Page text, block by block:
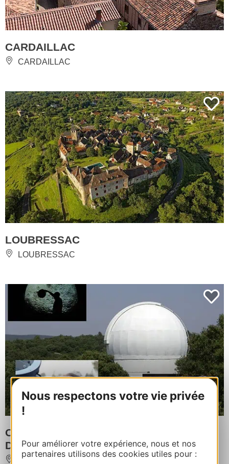
Nous respectons votre vie privée
!
Pour améliorer votre expérience, nous et nos
partenaires utilisons des cookies utiles pour :
CARDAILLAC
CARDAILLAC
LOUBRESSAC
LOUBRESSAC
OBSERVATOIRE ASTRONOMIQUE
D'ANIANE - CIEL ET ASTRES
ANIANE